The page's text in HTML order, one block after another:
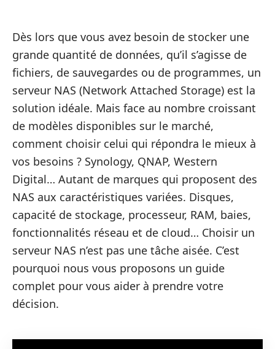
Dès lors que vous avez besoin de stocker une
grande quantité de données, qu’il s’agisse de
fichiers, de sauvegardes ou de programmes, un
serveur NAS (Network Attached Storage) est la
solution idéale. Mais face au nombre croissant
de modèles disponibles sur le marché,
comment choisir celui qui répondra le mieux à
vos besoins ? Synology, QNAP, Western
Digital… Autant de marques qui proposent des
NAS aux caractéristiques variées. Disques,
capacité de stockage, processeur, RAM, baies,
fonctionnalités réseau et de cloud… Choisir un
serveur NAS n’est pas une tâche aisée. C’est
pourquoi nous vous proposons un guide
complet pour vous aider à prendre votre
décision.